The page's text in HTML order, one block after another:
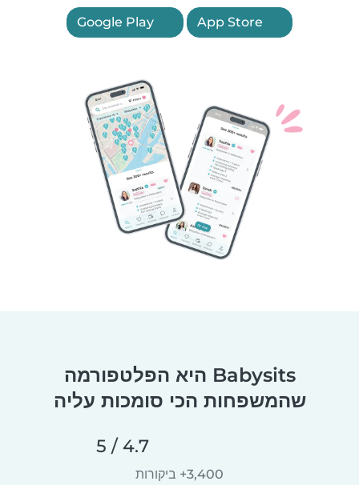
Babysits היא הפלטפורמה
שהמשפחות הכי סומכות עליה
4.7 / 5
3,400+ ביקורות